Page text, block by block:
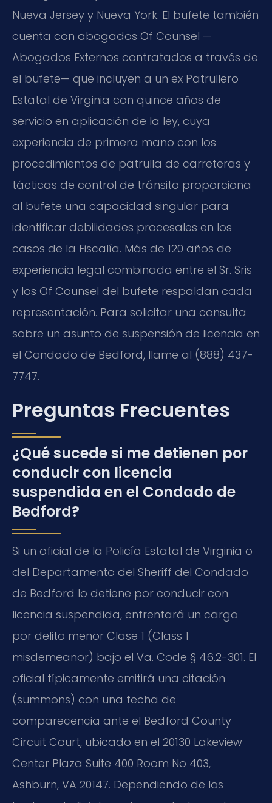
Nueva Jersey y Nueva York. El bufete también
cuenta con abogados Of Counsel —
Abogados Externos contratados a través de
el bufete— que incluyen a un ex Patrullero
Estatal de Virginia con quince años de
servicio en aplicación de la ley, cuya
experiencia de primera mano con los
procedimientos de patrulla de carreteras y
tácticas de control de tránsito proporciona
al bufete una capacidad singular para
identificar debilidades procesales en los
casos de la Fiscalía. Más de 120 años de
experiencia legal combinada entre el Sr. Sris
y los Of Counsel del bufete respaldan cada
representación. Para solicitar una consulta
sobre un asunto de suspensión de licencia en
el Condado de Bedford, llame al (888) 437-
7747.
Preguntas Frecuentes
¿Qué sucede si me detienen por
conducir con licencia
suspendida en el Condado de
Bedford?
Si un oficial de la Policía Estatal de Virginia o
del Departamento del Sheriff del Condado
de Bedford lo detiene por conducir con
licencia suspendida, enfrentará un cargo
por delito menor Clase 1 (Class 1
misdemeanor) bajo el Va. Code § 46.2-301. El
oficial típicamente emitirá una citación
(summons) con una fecha de
comparecencia ante el Bedford County
Circuit Court, ubicado en el 20130 Lakeview
Center Plaza Suite 400 Room No 403,
Ashburn, VA 20147. Dependiendo de los